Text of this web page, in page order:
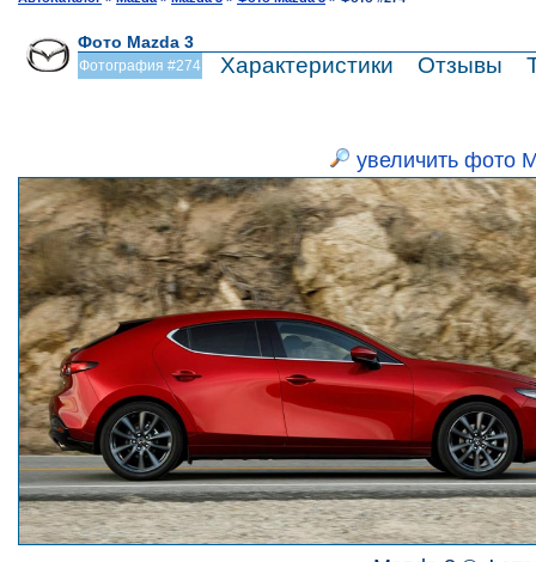
Фото Mazda 3
Фотография #274 Характеристики Отзывы
увеличить фото